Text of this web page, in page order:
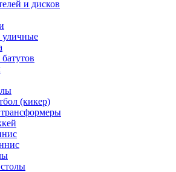
и дисков
уличные
(кикер)